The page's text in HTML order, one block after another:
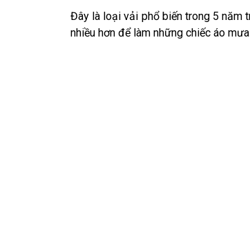
Đây là loại vải phổ biến trong 5 năm
nhiều hơn để làm những chiếc áo